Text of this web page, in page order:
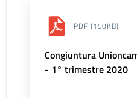
PDF (150KB)
Congiuntura
- 1° trimestre 2020